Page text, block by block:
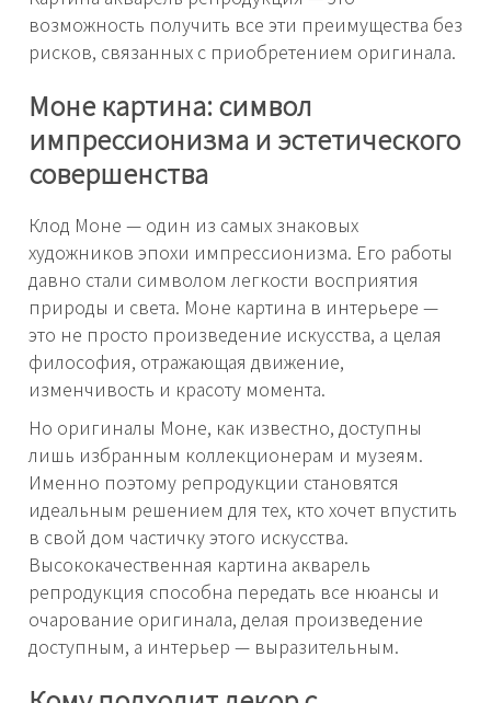
возможность получить все эти преимущества без
рисков, связанных с приобретением оригинала.
Моне картина: символ
импрессионизма и эстетического
совершенства
Клод Моне — один из самых знаковых
художников эпохи импрессионизма. Его работы
давно стали символом легкости восприятия
природы и света. Моне картина в интерьере —
это не просто произведение искусства, а целая
философия, отражающая движение,
изменчивость и красоту момента.
Но оригиналы Моне, как известно, доступны
лишь избранным коллекционерам и музеям.
Именно поэтому репродукции становятся
идеальным решением для тех, кто хочет впустить
в свой дом частичку этого искусства.
Высококачественная картина акварель
репродукция способна передать все нюансы и
очарование оригинала, делая произведение
доступным, а интерьер — выразительным.